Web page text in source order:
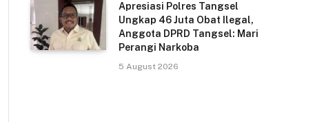
Apresiasi Polres Tangsel
Ungkap 46 Juta Obat Ilegal,
Anggota DPRD Tangsel: Mari
Perangi Narkoba
5 August 2026